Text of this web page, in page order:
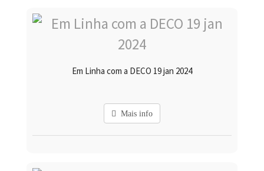
Em Linha com a DECO 19 jan 2024
Mais info